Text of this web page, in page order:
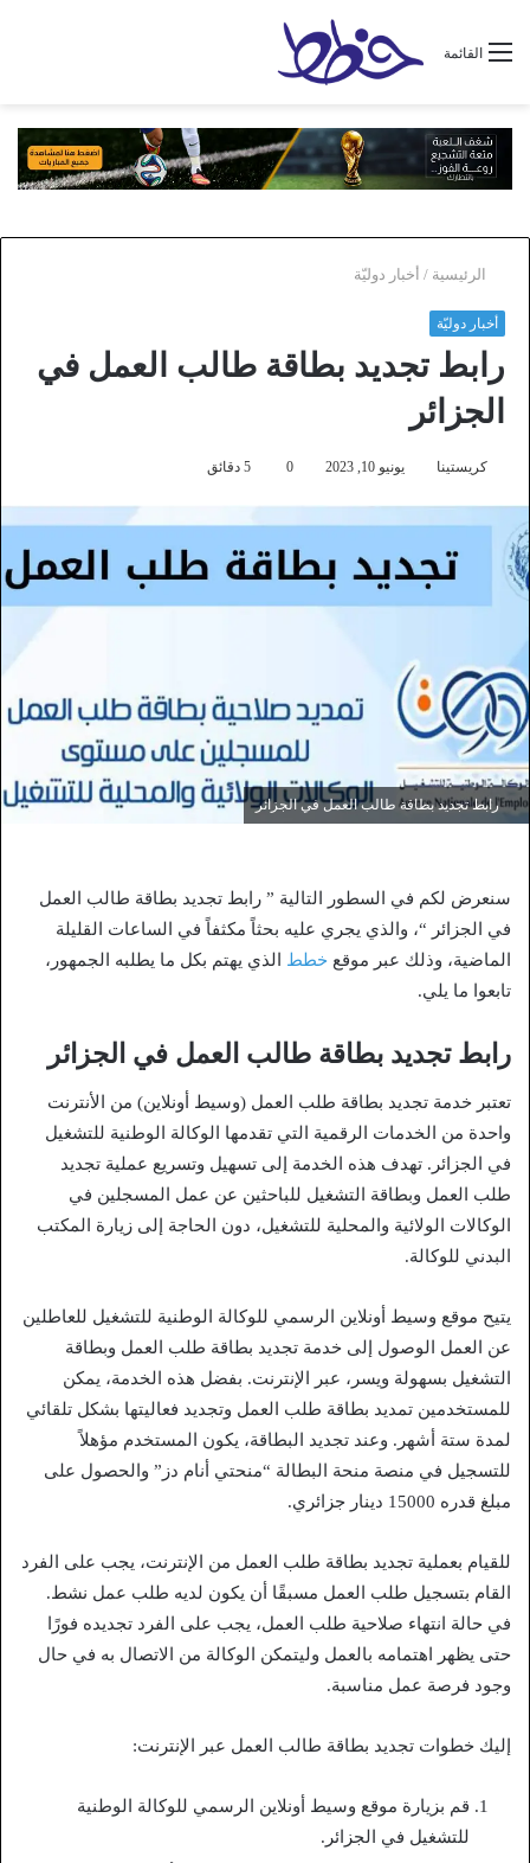
القائمة
الرئيسية / أخبار دوليّة
أخبار دوليّة
رابط تجديد بطاقة طالب العمل في
الجزائر
كريستينا يونيو 10, 2023 0
رابط تجديد بطاقة طالب العمل في الجزائر
سنعرض لكم في السطور التالية ” رابط تجديد بطاقة طالب العمل
في الجزائر “، والذي يجري عليه بحثاً مكثفاً في الساعات القليلة
الماضية، وذلك عبر موقع خطط الذي يهتم بكل ما يطلبه الجمهور،
تابعوا ما يلي.
رابط تجديد بطاقة طالب العمل في الجزائر
تعتبر خدمة تجديد بطاقة طلب العمل (وسيط أونلاين) من الأنترنت
واحدة من الخدمات الرقمية التي تقدمها الوكالة الوطنية للتشغيل
في الجزائر. تهدف هذه الخدمة إلى تسهيل وتسريع عملية تجديد
طلب العمل وبطاقة التشغيل للباحثين عن عمل المسجلين في
الوكالات الولائية والمحلية للتشغيل، دون الحاجة إلى زيارة المكتب
البدني للوكالة.
يتيح موقع وسيط أونلاين الرسمي للوكالة الوطنية للتشغيل للعاطلين
عن العمل الوصول إلى خدمة تجديد بطاقة طلب العمل وبطاقة
التشغيل بسهولة ويسر، عبر الإنترنت. بفضل هذه الخدمة، يمكن
للمستخدمين تمديد بطاقة طلب العمل وتجديد فعاليتها بشكل تلقائي
لمدة ستة أشهر. وعند تجديد البطاقة، يكون المستخدم مؤهلاً
للتسجيل في منصة منحة البطالة “منحتي أنام دز” والحصول على
مبلغ قدره 15000 دينار جزائري.
للقيام بعملية تجديد بطاقة طلب العمل من الإنترنت، يجب على الفرد
القام بتسجيل طلب العمل مسبقًا أن يكون لديه طلب عمل نشط.
في حالة انتهاء صلاحية طلب العمل، يجب على الفرد تجديده فورًا
حتى يظهر اهتمامه بالعمل وليتمكن الوكالة من الاتصال به في حال
وجود فرصة عمل مناسبة.
إليك خطوات تجديد بطاقة طالب العمل عبر الإنترنت:
قم بزيارة موقع وسيط أونلاين الرسمي للوكالة الوطنية
للتشغيل في الجزائر.